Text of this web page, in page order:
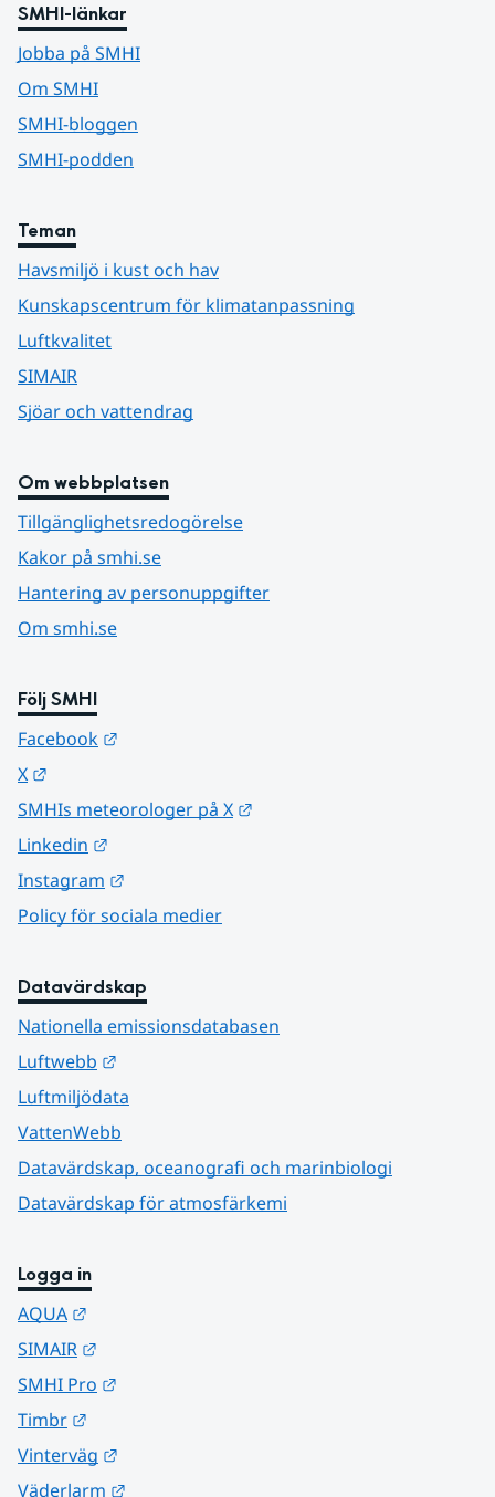
SMHI-länkar
Jobba på SMHI
Om SMHI
SMHI-bloggen
SMHI-podden
Teman
Havsmiljö i kust och hav
Kunskapscentrum för klimatanpassning
Luftkvalitet
SIMAIR
Sjöar och vattendrag
Om webbplatsen
Tillgänglighetsredogörelse
Kakor på smhi.se
Hantering av personuppgifter
Om smhi.se
Följ SMHI
Facebook
X
SMHIs meteorologer på X
Linkedin
Instagram
Policy för sociala medier
Datavärdskap
Nationella emissionsdatabasen
Luftwebb
Luftmiljödata
VattenWebb
Datavärdskap, oceanografi och marinbiologi
Datavärdskap för atmosfärkemi
Logga in
AQUA
SIMAIR
SMHI Pro
Timbr
Vinterväg
Väderlarm